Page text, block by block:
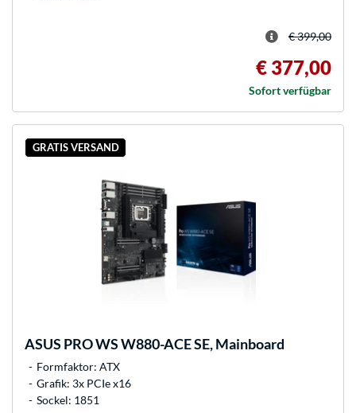
€ 399,00
€ 377,00
Sofort verfügbar
GRATIS VERSAND
ASUS PRO WS W880-ACE SE, Mainboard
Formfaktor: ATX
Grafik: 3x PCIe x16
Sockel: 1851